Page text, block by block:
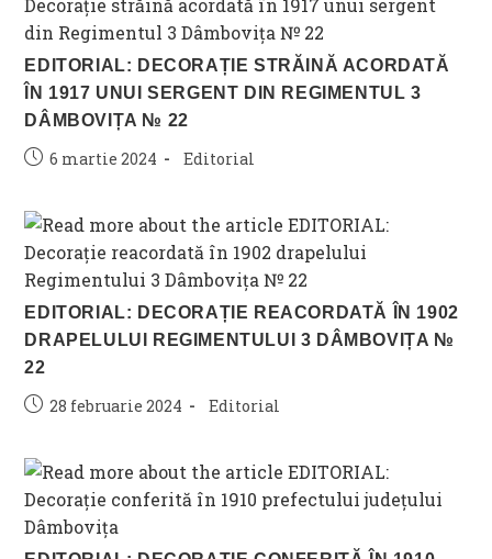
EDITORIAL: DECORAȚIE STRĂINĂ ACORDATĂ
ÎN 1917 UNUI SERGENT DIN REGIMENTUL 3
DÂMBOVIȚA № 22
Post6 martie 2024
Post
Editorial
EDITORIAL: DECORAȚIE REACORDATĂ ÎN 1902
DRAPELULUI REGIMENTULUI 3 DÂMBOVIȚA №
22
Post28 februarie 2024
Post
Editorial